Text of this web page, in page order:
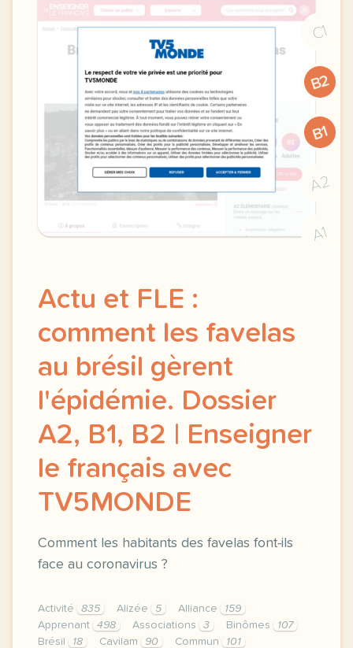
C1
B2
B1
A2
A1
Actu et FLE :
comment les favelas
au brésil gèrent
l'épidémie. Dossier
A2, B1, B2 | Enseigner
le français avec
TV5MONDE
Comment les habitants des favelas font-ils
face au coronavirus ?
Activité 835 Alizée 5 Alliance
159
Apprenant
498 Associations 3 Binômes
107
Brésil
18 Cavilam 90 Commun
101